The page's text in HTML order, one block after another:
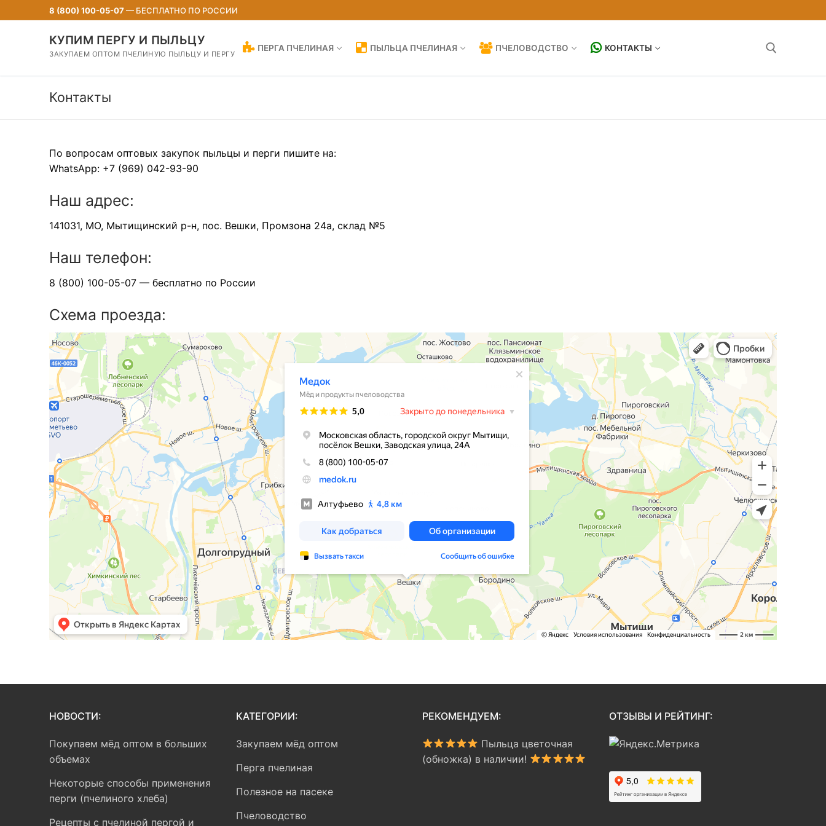
к
содержимому
8 (800) 100-05-07— БЕСПЛАТНО ПО РОССИИ
КУПИМ ПЕРГУ И ПЫЛЬЦУ
ЗАКУПАЕМ ОПТОМ ПЧЕЛИНУЮ ПЫЛЬЦУ И ПЕРГУ
ПЕРГА ПЧЕЛИНАЯ ПЫЛЬЦА ПЧЕЛИНАЯ ПЧЕЛОВОДСТВО КОНТАКТЫ
Контакты
По вопросам оптовых закупок пыльцы и перги пишите на:
WhatsApp: +7 (969) 042-93-90
Наш адрес:
141031, МО, Мытищинский р-н, пос. Вешки, Промзона 24а, склад №5
Наш телефон:
8 (800) 100-05-07 — бесплатно по России
Схема проезда:
НОВОСТИ:
Покупаем мёд оптом в больших
объемах
Некоторые способы применения
перги (пчелиного хлеба)
Рецепты с пчелиной пергой и
КАТЕГОРИИ:
Закупаем мёд оптом
Перга пчелиная
Полезное на пасеке
Пчеловодство
РЕКОМЕНДУЕМ:
Пыльца цветочная
(обножка) в наличии!
ОТЗЫВЫ И РЕЙТИНГ: